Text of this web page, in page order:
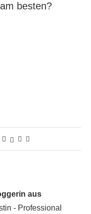
besten?
aus
- Professional